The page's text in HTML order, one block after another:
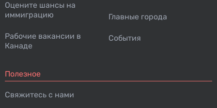
Оцените шансы на
иммиграцию
Рабочие вакансии в
Канаде
Главные города
События
Полезное
Свяжитесь с нами